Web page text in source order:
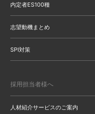
内定者ES100種
志望動機まとめ
SPI対策
採用担当者様へ
人材紹介サービスのご案内